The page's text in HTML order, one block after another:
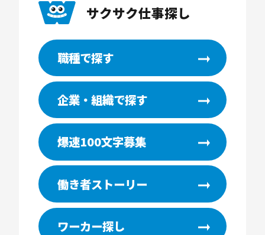
サクサク仕事探し
職種で探す
企業・組織で探す
爆速100文字募集
働き者ストーリー
ワーカー探し